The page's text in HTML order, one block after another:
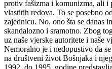
protiv fašizma i komunizma, ali i
vlastitih redova. To se posebno
zajednicu. No, ono šta se danas
skandalozno i sramotno. Zbog
uz naše vjerske autoritete i naše
Nemoralno je i nedopustivo da
na društveni život Bošnjaka i
1992. do 1995. godine